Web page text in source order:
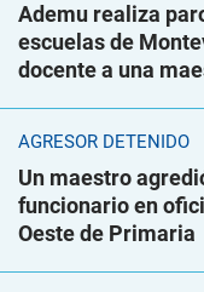
Ademu realiza
escuelas de
docente a una
AGRESOR DETENIDO
Un maestro
funcionario en
Oeste de Primaria